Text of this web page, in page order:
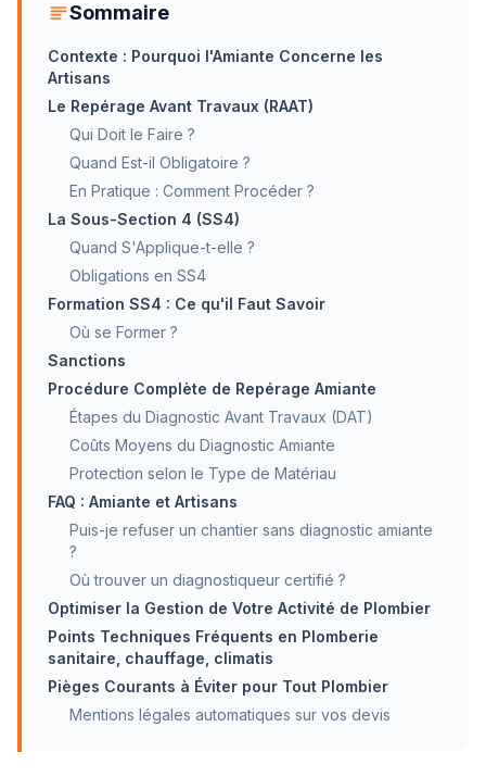
Sommaire
Contexte : Pourquoi l'Amiante Concerne les
Artisans
Le Repérage Avant Travaux (RAAT)
Qui Doit le Faire ?
Quand Est-il Obligatoire ?
En Pratique : Comment Procéder ?
La Sous-Section 4 (SS4)
Quand S'Applique-t-elle ?
Obligations en SS4
Formation SS4 : Ce qu'il Faut Savoir
Où se Former ?
Sanctions
Procédure Complète de Repérage Amiante
Étapes du Diagnostic Avant Travaux (DAT)
Coûts Moyens du Diagnostic Amiante
Protection selon le Type de Matériau
FAQ : Amiante et Artisans
Puis-je refuser un chantier sans diagnostic amiante
?
Où trouver un diagnostiqueur certifié ?
Optimiser la Gestion de Votre Activité de Plombier
Points Techniques Fréquents en Plomberie
sanitaire, chauffage, climatis
Pièges Courants à Éviter pour Tout Plombier
Mentions légales automatiques sur vos devis